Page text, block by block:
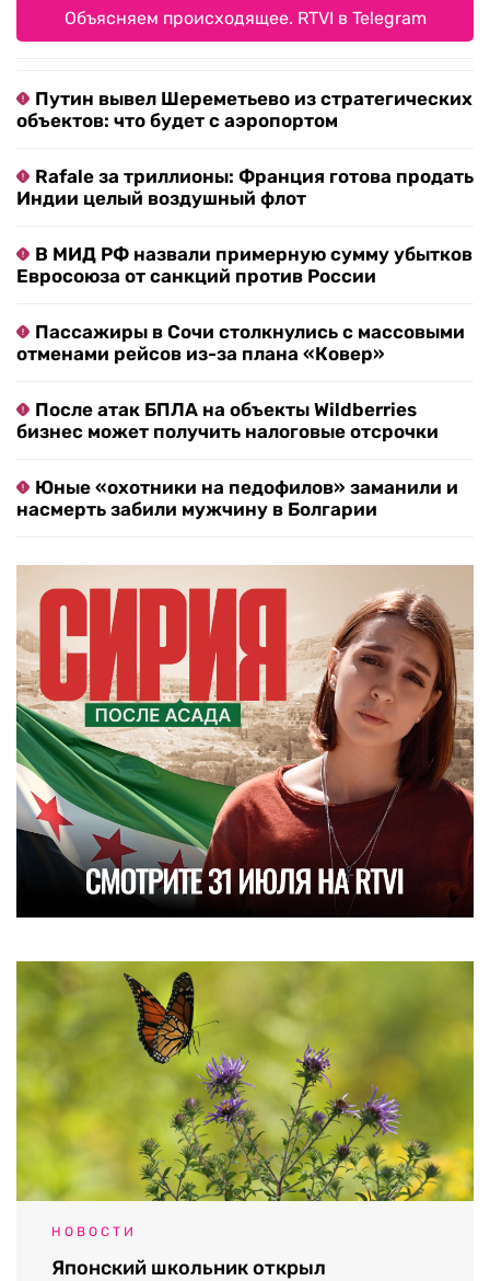
Объясняем происходящее. RTVI в Telegram
Путин вывел Шереметьево из стратегических
объектов: что будет с аэропортом
Rafale за триллионы: Франция готова продать
Индии целый воздушный флот
В МИД РФ назвали примерную сумму убытков
Евросоюза от санкций против России
Пассажиры в Сочи столкнулись с массовыми
отменами рейсов из-за плана «Ковер»
После атак БПЛА на объекты Wildberries
бизнес может получить налоговые отсрочки
Юные «охотники на педофилов» заманили и
насмерть забили мужчину в Болгарии
НОВОСТИ
Японский школьник открыл